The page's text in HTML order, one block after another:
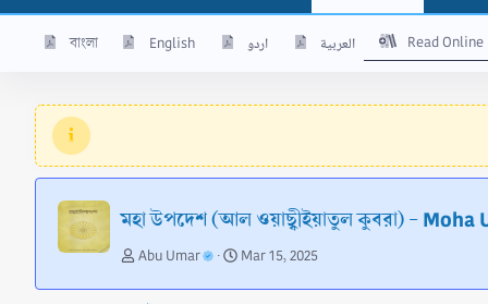
বাংলা English اردو العربية Read Online
মহা উপদেশ (আল ওয়াছ্বীইয়াতুল কুবরা) -
A
t
Abu Umar
C
e
Mar 15, 2025